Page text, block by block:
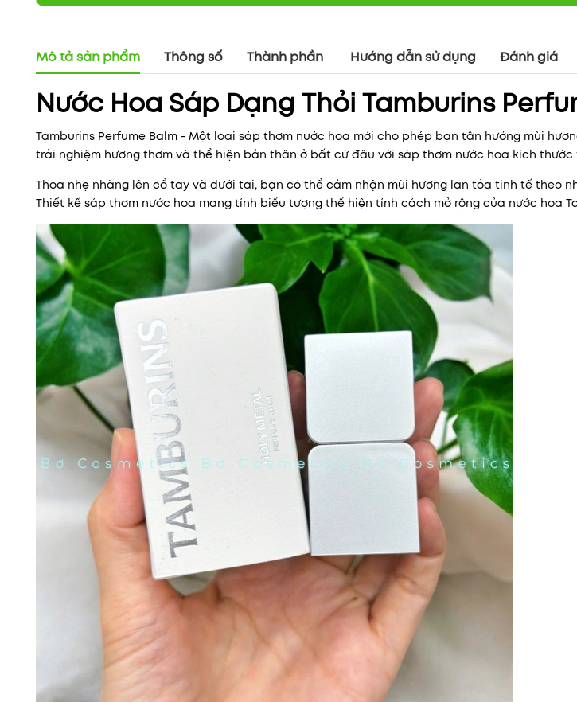
Mô tả sản phẩm Thông số Thành phần Hướng dẫn sử dụng Đánh giá
Nước Hoa Sáp Dạng Thỏi Tamburins
Tamburins Perfume Balm - Một loại sáp thơm nước hoa mới cho phép bạn tận hưởng mùi
trải nghiệm hương thơm và thể hiện bản thân ở bất cứ đâu với sáp thơm nước hoa kích thước
Thoa nhẹ nhàng lên cổ tay và dưới tai, bạn có thể cảm nhận mùi hương lan tỏa tinh tế theo
Thiết kế sáp thơm nước hoa mang tính biểu tượng thể hiện tính cách mở rộng của nước hoa